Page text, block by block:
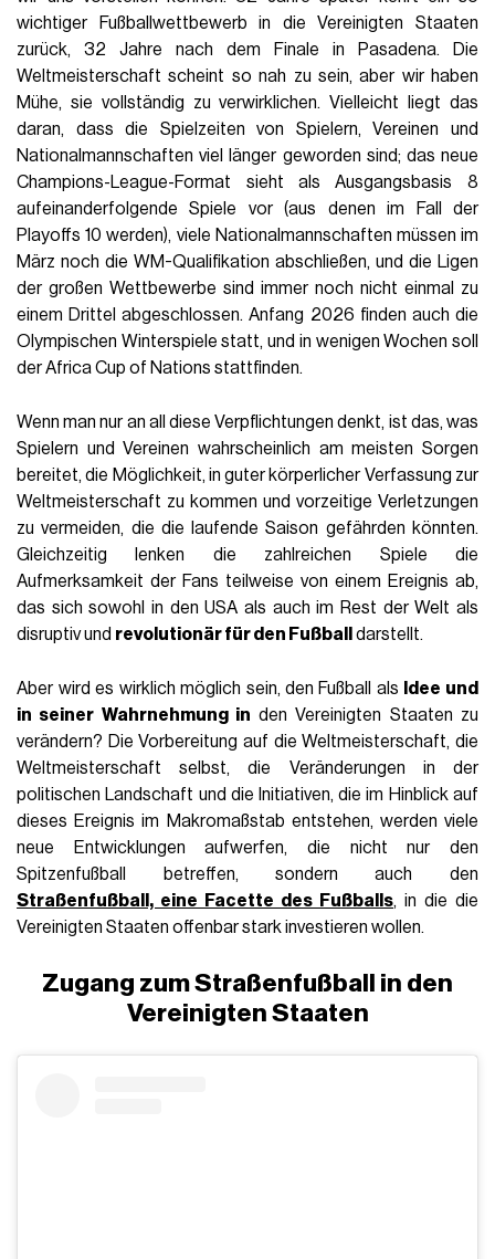
wichtiger Fußballwettbewerb in die Vereinigten Staaten
zurück, 32 Jahre nach dem Finale in Pasadena. Die
Weltmeisterschaft scheint so nah zu sein, aber wir haben
Mühe, sie vollständig zu verwirklichen. Vielleicht liegt das
daran, dass die Spielzeiten von Spielern, Vereinen und
Nationalmannschaften viel länger geworden sind; das neue
Champions-League-Format sieht als Ausgangsbasis 8
aufeinanderfolgende Spiele vor (aus denen im Fall der
Playoffs 10 werden), viele Nationalmannschaften müssen im
März noch die WM-Qualifikation abschließen, und die Ligen
der großen Wettbewerbe sind immer noch nicht einmal zu
einem Drittel abgeschlossen. Anfang 2026 finden auch die
Olympischen Winterspiele statt, und in wenigen Wochen soll
der Africa Cup of Nations stattfinden.
Wenn man nur an all diese Verpflichtungen denkt, ist das, was
Spielern und Vereinen wahrscheinlich am meisten Sorgen
bereitet, die Möglichkeit, in guter körperlicher Verfassung zur
Weltmeisterschaft zu kommen und vorzeitige Verletzungen
zu vermeiden, die die laufende Saison gefährden könnten.
Gleichzeitig lenken die zahlreichen Spiele die
Aufmerksamkeit der Fans teilweise von einem Ereignis ab,
das sich sowohl in den USA als auch im Rest der Welt als
disruptiv und revolutionär für den Fußball darstellt.
Aber wird es wirklich möglich sein, den Fußball als
Idee und
in seiner Wahrnehmung in den Vereinigten Staaten zu
verändern? Die Vorbereitung auf die Weltmeisterschaft, die
Weltmeisterschaft selbst, die Veränderungen in der
politischen Landschaft und die Initiativen, die im Hinblick auf
dieses Ereignis im Makromaßstab entstehen, werden viele
neue Entwicklungen aufwerfen, die nicht nur den
Spitzenfußball betreffen, sondern auch den
Straßenfußball, eine Facette des Fußballs, in die die
Vereinigten Staaten offenbar stark investieren wollen.
Zugang zum Straßenfußball in den
Vereinigten Staaten